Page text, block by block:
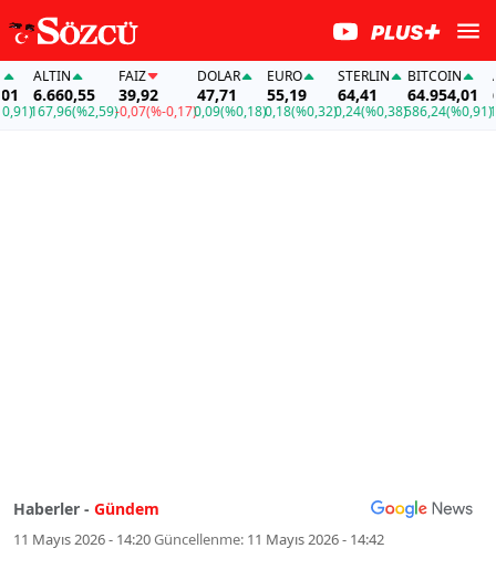
ALTIN
6.660,55
167,96(%2,59)
FAİZ
39,92
-0,07(%-0,17)
DOLAR
47,71
0,09(%0,18)
EURO
55,19
0,18(%0,32)
STERLIN
64,41
0,24(%0,38)
BITCOIN
64.954,01
586,24(%0,91)
Haberler - Gündem
11 Mayıs 2026 - 14:20Güncellenme: 11 Mayıs 2026 - 14:42